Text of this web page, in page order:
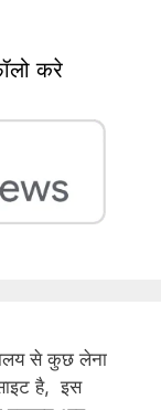
करे
से कुछ लेना
है, इस